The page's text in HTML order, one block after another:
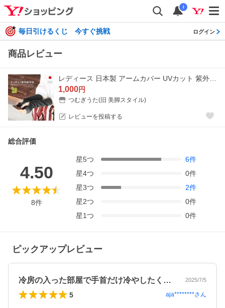
i
毎日引けるくじ 今すぐ挑戦 ログイン
商品レビュー
1,000円
つむぎうた(旧 美脚スタイル)
レビューを投稿する
総合評価
4.50
8件
星5つ 6件
星4つ 0件
星3つ 2件
星2つ 0件
星1つ 0件
ピックアップレビュー
冷房の入った部屋で手首だけ冷やしたくな… 2025/7/5
5 aja********さん